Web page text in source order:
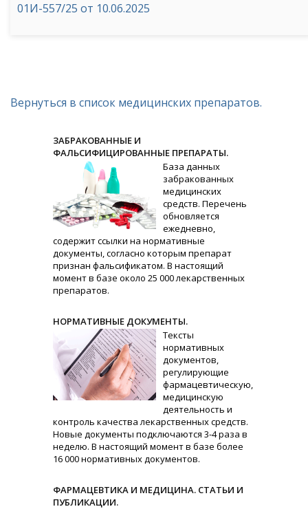
01И-557/25 от 10.06.2025
Вернуться в список медицинских препаратов.
ЗАБРАКОВАННЫЕ И
ФАЛЬСИФИЦИРОВАННЫЕ ПРЕПАРАТЫ.
База данных
забракованных
медицинских
средств. Перечень
обновляется
ежедневно,
содержит ссылки на нормативные
документы, согласно которым препарат
признан фальсификатом. В настоящий
момент в базе около 25 000 лекарственных
препаратов.
НОРМАТИВНЫЕ ДОКУМЕНТЫ.
Тексты
нормативных
документов,
регулирующие
фармацевтическую,
медицинскую
деятельность и
контроль качества лекарственных средств.
Новые документы подключаются 3-4 раза в
неделю. В настоящий момент в базе более
16 000 нормативных документов.
ФАРМАЦЕВТИКА И МЕДИЦИНА. СТАТЬИ И
ПУБЛИКАЦИИ.